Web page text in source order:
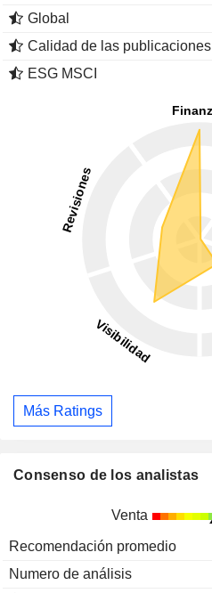
Global
Calidad de las publicaciones
ESG MSCI
Más Ratings
Consenso de los analistas
Venta
Recomendación promedio
Numero de análisis